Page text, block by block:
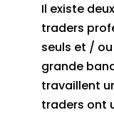
Il existe
traders
seuls et /
grande
travaillent
traders ont